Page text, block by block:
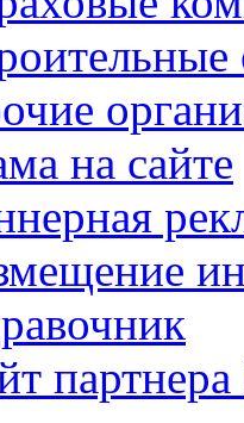
на сайте